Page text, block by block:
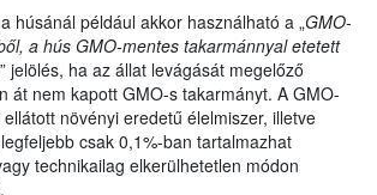
húsánál például akkor használható a „GMO-
a hús GMO-mentes takarmánnyal etetett
” jelölés, ha az állat levágását megelőző
át nem kapott GMO-s takarmányt. A GMO-
növényi eredetű élelmiszer, illetve
csak 0,1%-ban tartalmazhat
technikailag elkerülhetetlen módon